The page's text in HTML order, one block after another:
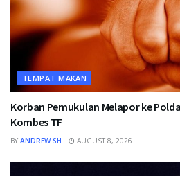
TEMPAT MAKAN
Korban Pemukulan Melapor ke
Kombes TF
BY ANDREW SH AUGUST 8, 2026